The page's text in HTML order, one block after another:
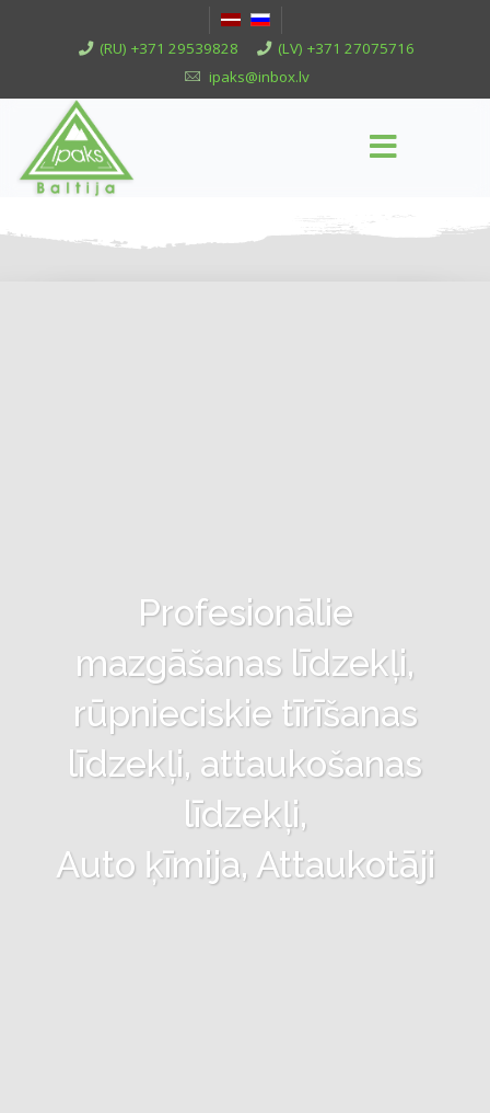
(RU) +371 29539828
(LV) +371 27075716
ipaks@inbox.lv
Profesionālie
mazgāšanas līdzekļi,
rūpnieciskie tīrīšanas
līdzekļi, attaukošanas
līdzekļi,
Auto ķīmija, Attaukotāji